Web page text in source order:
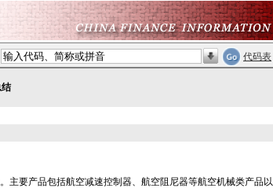
代码表
要产品包括航空减速控制器、航空阻尼器等航空机械类产品以